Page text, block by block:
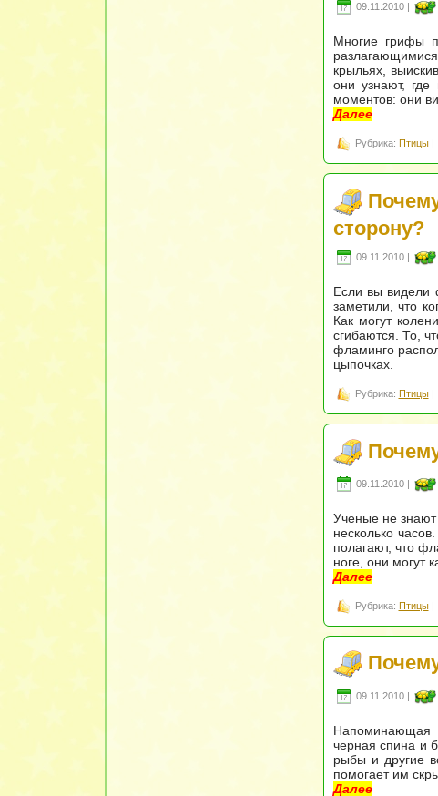
09.11.2010 |
Многие грифы
крыльях,
они узнают, где
моментов: они
Далее
Рубрика: Птицы|
сторону?
09.11.2010 |
Если вы видели
заметили, что
Как могут
сгибаются. То,
фламинго
цыпочках.
Рубрика: Птицы|
09.11.2010 |
Ученые не знают
несколько
полагают, что
ноге, они могут
Далее
Рубрика: Птицы|
09.11.2010 |
Напоминающая
черная спина и
рыбы и другие
помогает им
Далее